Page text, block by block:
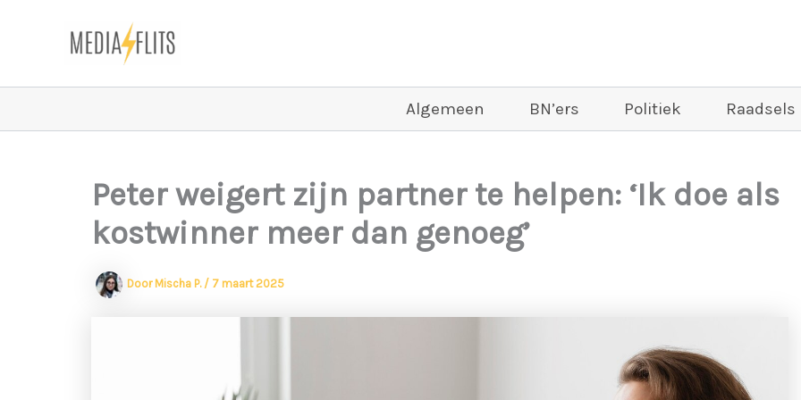
inhoud
Algemeen BN’ers Politiek Raadsels
Peter weigert zijn partner te helpen: ‘Ik doe als
kostwinner meer dan genoeg’
Door Mischa P. / 7 maart 2025